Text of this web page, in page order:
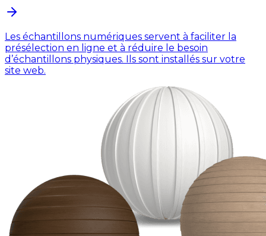
Les échantillons numériques servent à faciliter la
présélection en ligne et à réduire le besoin
d’échantillons physiques. Ils sont installés sur votre
site web.